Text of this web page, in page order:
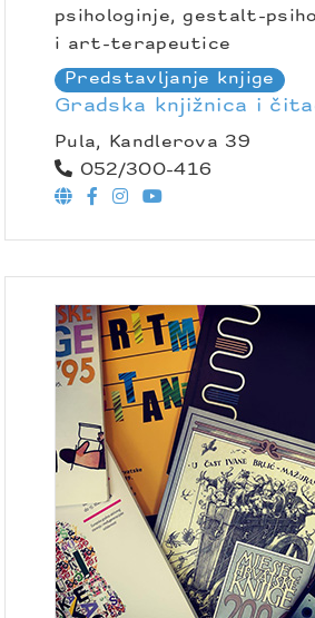
psihologinje, gestalt-
i art-terapeutice
Predstavljanje knjige
Gradska knjižnica i
Pula, Kandlerova 39
052/300-416